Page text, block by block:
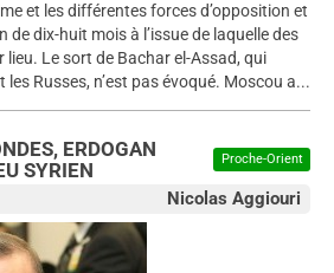
et les différentes forces d’opposition et
de dix-huit mois à l’issue de laquelle des
Le sort de Bachar el-Assad, qui
Russes, n’est pas évoqué. Moscou a...
Proche-Orient
ERDOGAN
SYRIEN
Nicolas Aggiouri